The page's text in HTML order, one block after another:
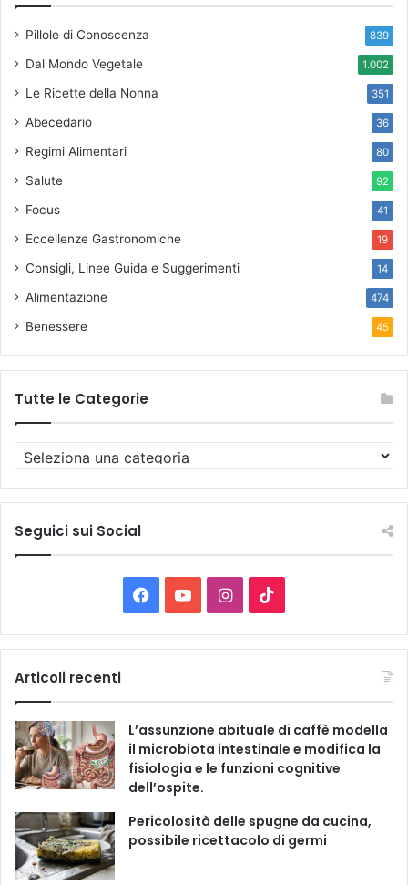
Pillole di Conoscenza 839
Dal Mondo Vegetale 1.002
Le Ricette della Nonna 351
Abecedario 36
Regimi Alimentari 80
Salute 92
Focus 41
Eccellenze Gastronomiche 19
Consigli, Linee Guida e Suggerimenti 14
Alimentazione 474
Benessere 45
Tutte le Categorie
u
t
e
o
r
i
e
Seguici sui Social
a
e
b
o
o
k
o
T
u
b
e
I
n
t
a
g
r
a
i
T
o
k
Articoli recenti
L’assunzione abituale di caffè modella
il microbiota intestinale e modifica la
fisiologia e le funzioni cognitive
dell’ospite.
Pericolosità delle spugne da cucina,
possibile ricettacolo di germi